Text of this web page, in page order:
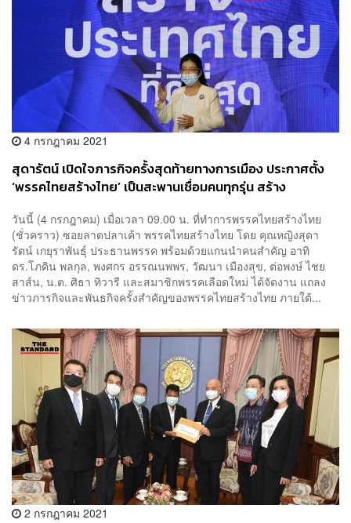
4 กรกฎาคม 2021
สุดารัตน์ เปิดใจภารกิจครั้งสุดท้ายทางการเมือง ประกาศตั้ง
‘พรรคไทยสร้างไทย’ เป็นสะพานเชื่อมคนทุกรุ่น สร้าง
วันนี้ (4 กรกฎาคม) เมื่อเวลา 09.00 น. ที่ทำการพรรคไทยสร้างไทย
(ชั่วคราว) ซอยลาดปลาเค้า พรรคไทยสร้างไทย โดย คุณหญิงสุดา
รัตน์ เกยุราพันธุ์ ประธานพรรค พร้อมด้วยแกนนำคนสำคัญ อาทิ
ดร.โภคิน พลกุล, พงศกร อรรณนพพร, วัฒนา เมืองสุข, ต่อพงษ์ ไชย
สาส์น, น.ต. ศิธา ทิวารี และสมาชิกพรรคเลือดใหม่ ได้จัดงาน แถลง
ข่าวภารกิจและพันธกิจครั้งสำคัญของพรรคไทยสร้างไทย ภายใต้...
2 กรกฎาคม 2021